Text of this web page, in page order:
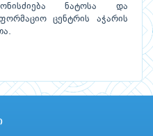
ნატოსა და
ცენტრის აჭარის